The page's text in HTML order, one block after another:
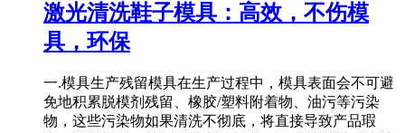
激光清洗鞋子模具：高效，不伤模
具，环保
一.模具生产残留模具在生产过程中，模具表面会不可避
免地积累脱模剂残留、橡胶/塑料附着物、油污等污染
物，这些污染物如果清洗不彻底，将直接导致产品瑕